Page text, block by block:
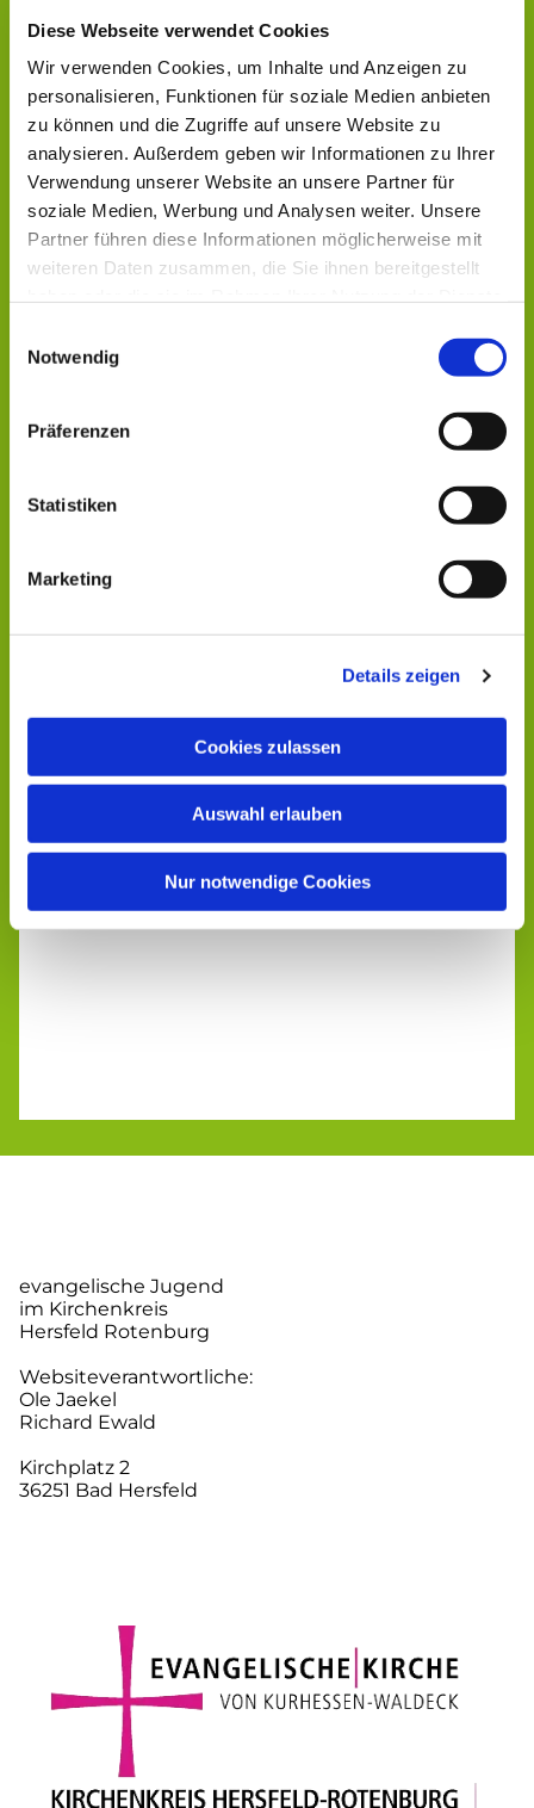
Diese Webseite verwendet Cookies
Wir verwenden Cookies, um Inhalte und Anzeigen zu
personalisieren, Funktionen für soziale Medien anbieten
zu können und die Zugriffe auf unsere Website zu
analysieren. Außerdem geben wir Informationen zu Ihrer
Verwendung unserer Website an unsere Partner für
soziale Medien, Werbung und Analysen weiter. Unsere
Partner führen diese Informationen möglicherweise mit
weiteren Daten zusammen, die Sie ihnen bereitgestellt
Notwendig
Präferenzen
Statistiken
Marketing
Details zeigen
Cookies zulassen
Auswahl erlauben
Nur notwendige Cookies
evangelische Jugend
im Kirchenkreis
Hersfeld Rotenburg
Websiteverantwortliche:
Ole Jaekel
Richard Ewald
Kirchplatz 2
36251 Bad Hersfeld